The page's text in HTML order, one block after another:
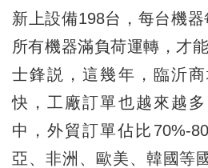
新上設備198台，每台機器
所有機器滿負荷運轉，才
士鋒説，這幾年，臨沂
快，工廠訂單也越來越
中，外貿訂單佔比70%-
亞、非洲、歐美、韓國等